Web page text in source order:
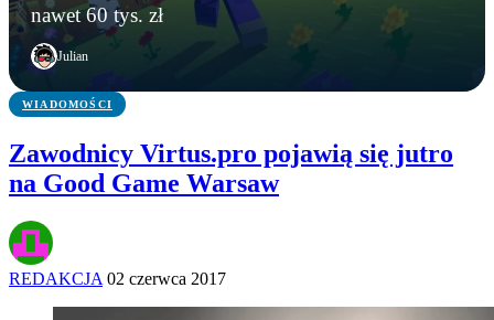
nawet 60 tys. zł
Julian
Instalowali gry na Steamie, a tracili kryptowaluty.
FBI zatrzymało podejrzanego
Microsoft zamyka Xbox Polska? Lokalny oddział
ma zniknąć po niemal 20 latach
Grasz w Minecrafta? Możesz zdobyć stypendium
warte nawet 60 tys. zł
WIADOMOŚCI
Zawodnicy Virtus.pro pojawią się jutro
na Good Game Warsaw
REDAKCJA 02 czerwca 2017